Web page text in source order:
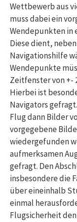
Wettbewerb aus
muss dabei ein
Wendepunkten in
Diese dient,
Navigationshilfe
Wendepunkte
Zeitfenster von +-
Hierbei ist
Navigators
Flug dann Bilder
vorgegebene
wiedergefunden
aufmerksamen
gefragt. Den
insbesondere die
über eineinhalb
einmal
Flugsicherheit